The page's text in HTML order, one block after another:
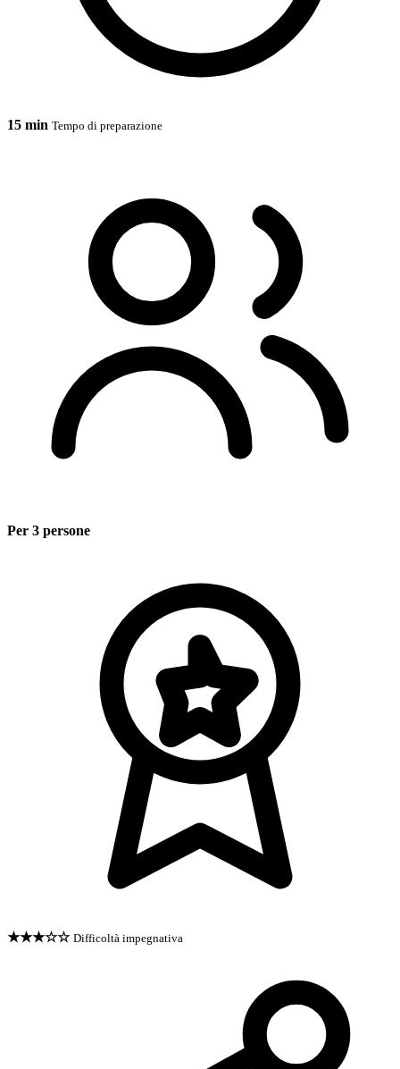
15 min Tempo di preparazione
Per 3 persone
★★★☆☆ Difficoltà impegnativa